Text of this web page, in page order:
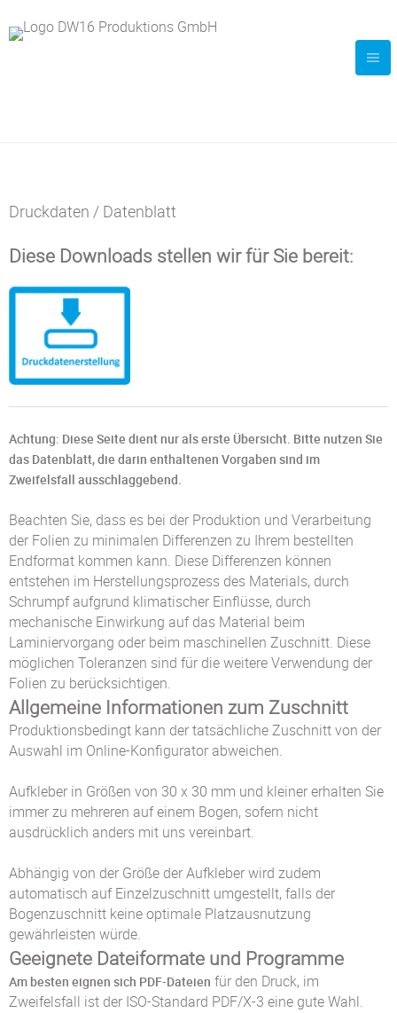
Druckdaten / Datenblatt
Diese Downloads stellen wir für Sie bereit:
Achtung: Diese Seite dient nur als erste Übersicht. Bitte nutzen Sie
das Datenblatt, die darin enthaltenen Vorgaben sind im
Zweifelsfall ausschlaggebend.
Beachten Sie, dass es bei der Produktion und Verarbeitung
der Folien zu minimalen Differenzen zu Ihrem bestellten
Endformat kommen kann. Diese Differenzen können
entstehen im Herstellungsprozess des Materials, durch
Schrumpf aufgrund klimatischer Einflüsse, durch
mechanische Einwirkung auf das Material beim
Laminiervorgang oder beim maschinellen Zuschnitt. Diese
möglichen Toleranzen sind für die weitere Verwendung der
Folien zu berücksichtigen.
Allgemeine Informationen zum Zuschnitt
Produktionsbedingt kann der tatsächliche Zuschnitt von der
Auswahl im Online-Konfigurator abweichen.
Aufkleber in Größen von 30 x 30 mm und kleiner erhalten Sie
immer zu mehreren auf einem Bogen, sofern nicht
ausdrücklich anders mit uns vereinbart.
Abhängig von der Größe der Aufkleber wird zudem
automatisch auf Einzelzuschnitt umgestellt, falls der
Bogenzuschnitt keine optimale Platzausnutzung
gewährleisten würde.
Geeignete Dateiformate und Programme
Am besten eignen sich PDF-Dateien für den Druck, im
Zweifelsfall ist der ISO-Standard PDF/X-3 eine gute Wahl.